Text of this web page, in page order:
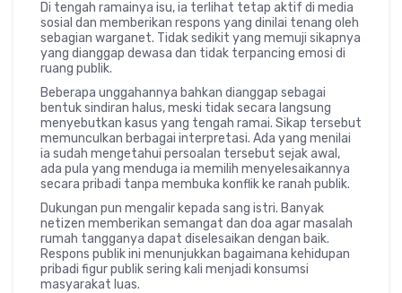
Di tengah ramainya isu, ia terlihat tetap aktif di media
sosial dan memberikan respons yang dinilai tenang oleh
sebagian warganet. Tidak sedikit yang memuji sikapnya
yang dianggap dewasa dan tidak terpancing emosi di
ruang publik.
Beberapa unggahannya bahkan dianggap sebagai
bentuk sindiran halus, meski tidak secara langsung
menyebutkan kasus yang tengah ramai. Sikap tersebut
memunculkan berbagai interpretasi. Ada yang menilai
ia sudah mengetahui persoalan tersebut sejak awal,
ada pula yang menduga ia memilih menyelesaikannya
secara pribadi tanpa membuka konflik ke ranah publik.
Dukungan pun mengalir kepada sang istri. Banyak
netizen memberikan semangat dan doa agar masalah
rumah tangganya dapat diselesaikan dengan baik.
Respons publik ini menunjukkan bagaimana kehidupan
pribadi figur publik sering kali menjadi konsumsi
masyarakat luas.